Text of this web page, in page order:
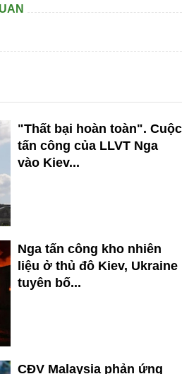
"Thất bại hoàn toàn". Cuộc
tấn công của LLVT Nga
vào Kiev...
Nga tấn công kho nhiên
liệu ở thủ đô Kiev, Ukraine
tuyên bố...
CĐV Malaysia phản ứng